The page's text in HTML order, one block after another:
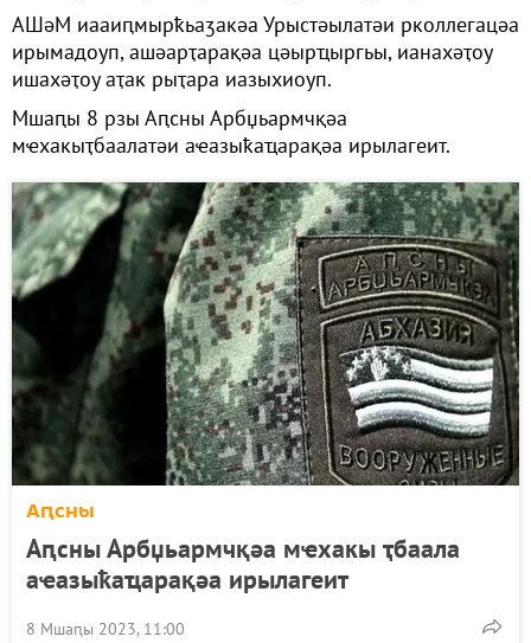
АШәМ иааиԥмырҟьаӡакәа Урыстәылатәи рколлегацәа
ирымадоуп, ашәарҭарақәа цәырҵыргьы, ианахәҭоу
ишахәҭоу аҭак рыҭара иазыхиоуп.
Мшаԥы 8 рзы Аԥсны Арбџьармчқәа
мҽхакыҭбаалатәи аҽазыҟаҵарақәа ирылагеит.
Аԥсны
Аԥсны Арбџьармчқәа мҽхакы ҭбаала
аҽазыҟаҵарақәа ирылагеит
8 Мшаԥы 2023, 11:00